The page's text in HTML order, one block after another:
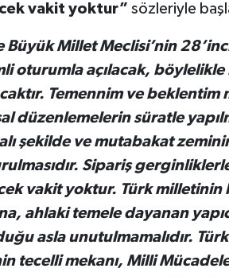
vakit yoktur” sözleriyle
Büyük Millet Meclisi’nin
oturumla açılacak, böylelikle
Temennim ve
düzenlemelerin süratle
şekilde ve mutabakat
Sipariş
vakit yoktur. Türk milletinin
ahlaki temele dayanan
asla unutulmamalıdır.
tecelli mekanı, Milli